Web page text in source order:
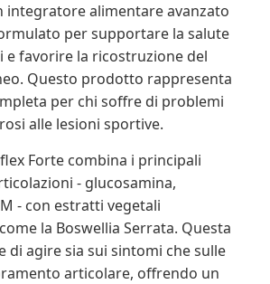
integratore alimentare avanzato
per supportare la salute
e favorire la ricostruzione del
Questo prodotto rappresenta
per chi soffre di problemi
alle lesioni sportive.
Forte combina i principali
- glucosamina,
- con estratti vegetali
la Boswellia Serrata. Questa
di agire sia sui sintomi che sulle
articolare, offrendo un